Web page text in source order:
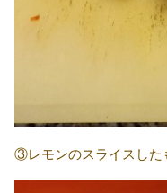
③レモンのスライスした